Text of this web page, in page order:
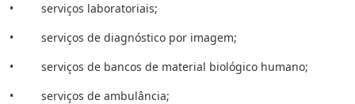
• serviços laboratoriais;
• serviços de diagnóstico por imagem;
• serviços de bancos de material biológico humano;
• serviços de ambulância;